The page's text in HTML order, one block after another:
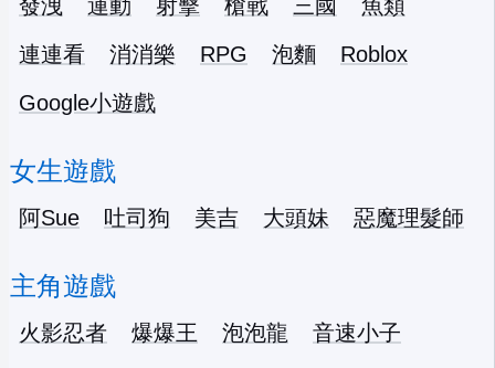
發洩
運動 射擊 槍戰 三國
魚類
連連看
消消樂 RPG 泡麵
Roblox
Google小遊戲
女生遊戲
阿Sue 吐司狗 美吉 大頭妹 惡魔理髮師
主角遊戲
火影忍者 爆爆王 泡泡龍
音速小子